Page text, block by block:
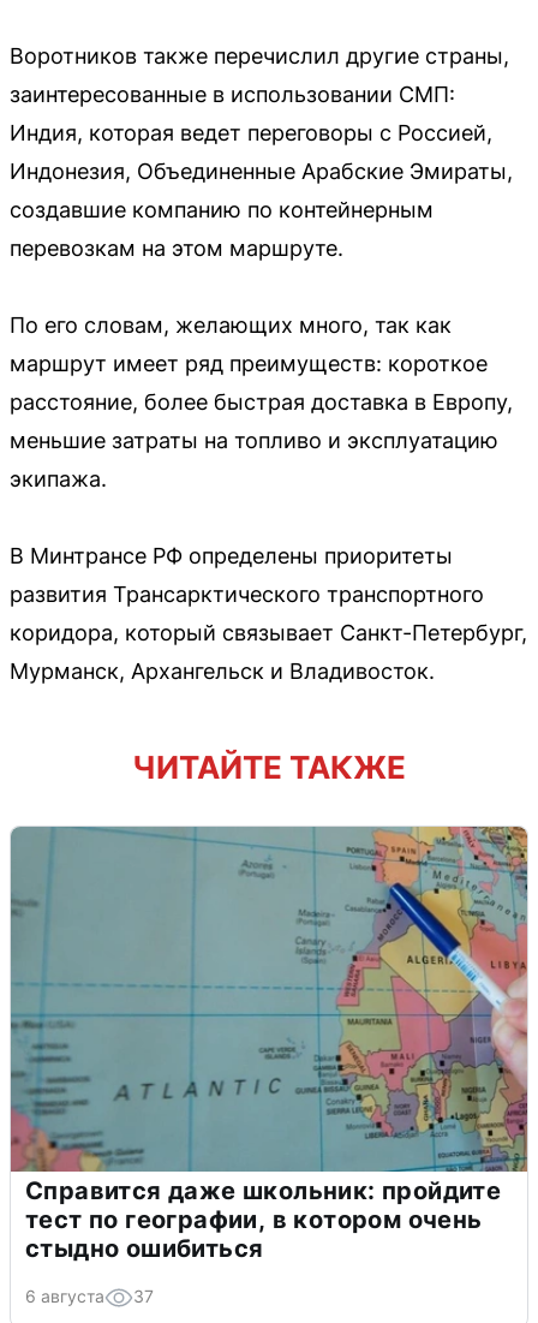
Воротников также перечислил другие страны,
заинтересованные в использовании СМП:
Индия, которая ведет переговоры с Россией,
Индонезия, Объединенные Арабские Эмираты,
создавшие компанию по контейнерным
перевозкам на этом маршруте.
По его словам, желающих много, так как
маршрут имеет ряд преимуществ: короткое
расстояние, более быстрая доставка в Европу,
меньшие затраты на топливо и эксплуатацию
экипажа.
В Минтрансе РФ определены приоритеты
развития Трансарктического транспортного
коридора, который связывает Санкт-Петербург,
Мурманск, Архангельск и Владивосток.
ЧИТАЙТЕ ТАКЖЕ
Справится даже школьник: пройдите
тест по географии, в котором очень
стыдно ошибиться
6 августа 37